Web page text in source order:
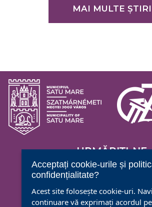
MAI MULTE ȘTIRI
URMĂRIȚI-NE
Acceptați cookie-urile și
confidențialitate?
Acest site folosește cookie-uri.
continuare vă exprimați acordul